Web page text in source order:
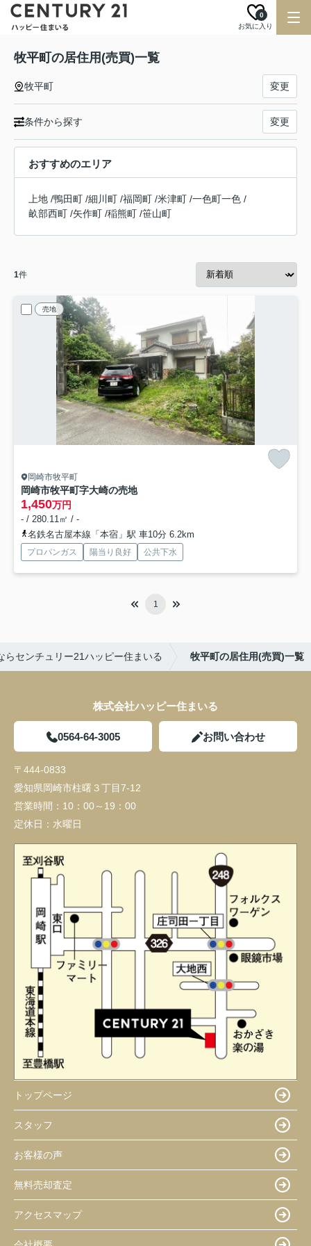
お気に入り
0
牧平町の居住用(売買)一覧
牧平町 変更
条件から探す 変更
おすすめのエリア
上地 /鴨田町 /細川町 /福岡町 /米津町 /一色町一色 /
畝部西町 /矢作町 /稲熊町 /笹山町
1件
売地
岡崎市牧平町
岡崎市牧平町字大崎の売地
1,450万円
- / 280.11㎡ / -
名鉄名古屋本線「本宿」駅 車10分 6.2km
プロパンガス 陽当り良好 公共下水
1
らセンチュリー21ハッピー住まいる 牧平町の居住用(売買)一覧
株式会社ハッピー住まいる
0564-64-3005 お問い合わせ
〒444-0833
愛知県岡崎市柱曙３丁目7-12
営業時間： 10：00～19：00
定休日： 水曜日
トップページ
スタッフ
お客様の声
無料売却査定
アクセスマップ